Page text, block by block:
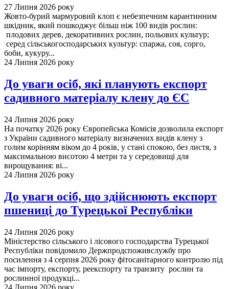
27 Липня 2026 року
Жовто-бурий мармуровий клоп є небезпечним карантинним
шкідник, який пошкоджує більш ніж 100 видів рослин:
плодових дерев, декоративних рослин, польових культур;
серед сільськогосподарських культур: спаржа, соя, сорго,
боби, кукуру...
24 Липня 2026 року
До уваги осіб, які планують експорт
садивного матеріалу клену до ЄС
24 Липня 2026 року
На початку 2026 року Європейська Комісія дозволила експорт
з України садивного матеріалу визначених видів клену з
голим корінням віком до 4 років, у стані спокою, без листя, з
максимальною висотою 4 метри та у середовищі для
вирощування: ві...
24 Липня 2026 року
До уваги осіб, що здійснюють експорт
пшениці до Турецької Республіки
24 Липня 2026 року
Міністерство сільського і лісового господарства Турецької
Республіки повідомило Держпродспоживслужбу про
посилення з 4 серпня 2026 року фітосанітарного контролю під
час імпорту, експорту, реекспорту та транзиту рослин та
рослинної продукці...
24 Липня 2026 року